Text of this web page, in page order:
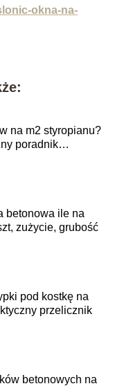
okna-na-
na m2 styropianu?
poradnik
betonowa ile na
zużycie, grubość
pod kostkę na
przelicznik
betonowych na